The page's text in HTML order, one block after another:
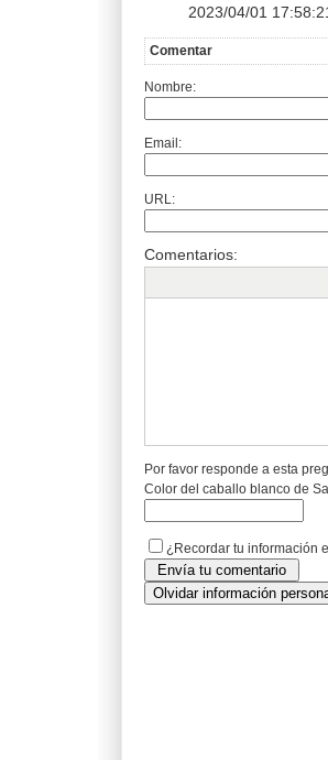
2023/04/01
Comentar
Nombre:
Email:
URL:
Comentarios:
Por favor responde a esta
Color del caballo blanco de
¿Recordar tu información